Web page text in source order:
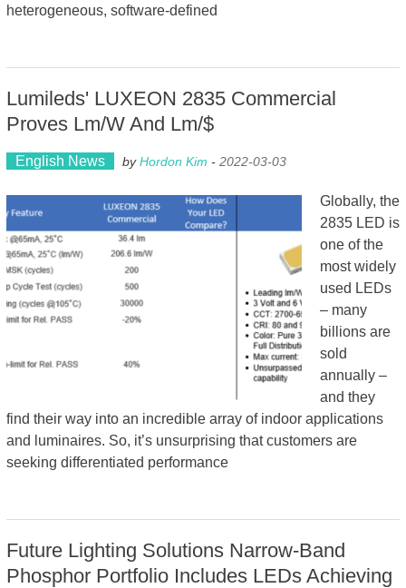
heterogeneous, software-defined
Lumileds' LUXEON 2835 Commercial
Proves Lm/W And Lm/$
English News byHordon Kim - 2022-03-03
Globally, the
2835 LED is
one of the
most widely
used LEDs
– many
billions are
sold
annually –
and they
find their way into an incredible array of indoor applications
and luminaires. So, it’s unsurprising that customers are
seeking differentiated performance
Future Lighting Solutions Narrow-Band
Phosphor Portfolio Includes LEDs Achieving